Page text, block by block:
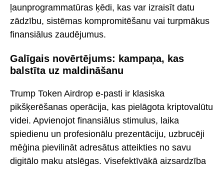
ļaunprogrammatūras ķēdi, kas var izraisīt datu
zādzību, sistēmas kompromitēšanu vai turpmākus
finansiālus zaudējumus.
Galīgais novērtējums: kampaņa, kas
balstīta uz maldināšanu
Trump Token Airdrop e-pasti ir klasiska
pikšķerēšanas operācija, kas pielāgota kriptovalūtu
videi. Apvienojot finansiālus stimulus, laika
spiedienu un profesionālu prezentāciju, uzbrucēji
mēģina pievilināt adresātus atteikties no savu
digitālo maku atslēgas. Visefektīvākā aizsardzība